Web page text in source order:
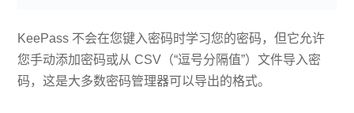
KeePass 不会在您键入密码时学习您的密码，但它允许
您手动添加密码或从 CSV（“逗号分隔值”）文件导入密
码，这是大多数密码管理器可以导出的格式。